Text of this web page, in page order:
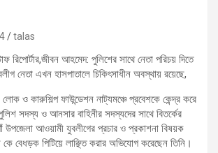
talas
রিপোর্টার,জীবন আহমেদ: পুলিশের সাথে নেতা পরিচয় দিতে
নেতা এখন হাসপাতালে চিকিৎসাধীন অবস্থায় রয়েছে,
লোক ও কারুশিল্প ফাউন্ডেশন নাট্যমঞ্চে প্রবেশকে কেন্দ্র করে
সদস্য ও আনসার বাহিনীর সদস্যদের সাথে বিতর্কের
উপজেলা আওয়ামী যুবলীগের প্রচার ও প্রকাশনা বিষয়ক
কে বেধড়ক পিটিয়ে লাঞ্ছিত করার অভিযোগ করেছেন তিনি।